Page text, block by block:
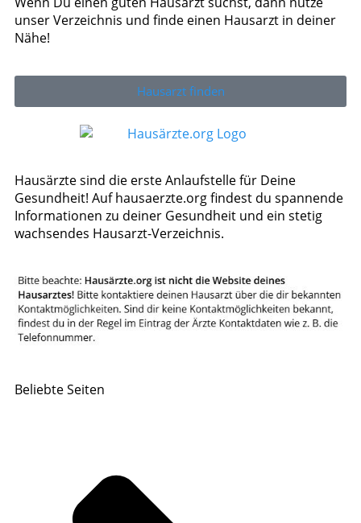
unser Verzeichnis und finde einen Hausarzt in deiner
Nähe!
Hausarzt finden
Hausärzte sind die erste Anlaufstelle für Deine
Gesundheit! Auf hausaerzte.org findest du spannende
Informationen zu deiner Gesundheit und ein stetig
wachsendes Hausarzt-Verzeichnis.
Beliebte Seiten